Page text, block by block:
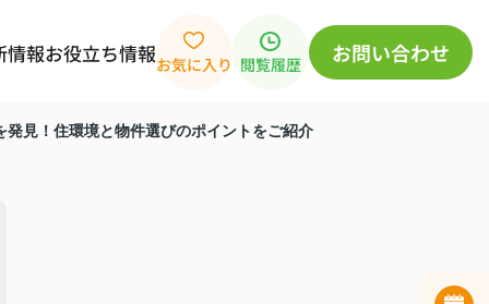
情報お役立ち情報お気に入り 閲覧履歴 お問い合わせ
見！住環境と物件選びのポイントをご紹介